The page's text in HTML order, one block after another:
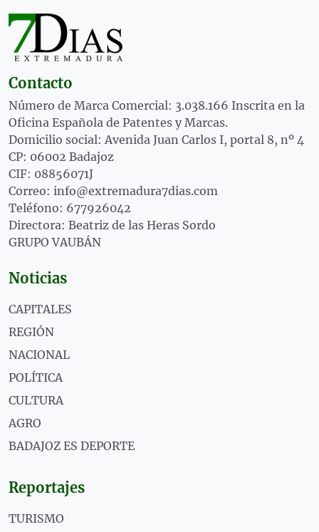
Contacto
Número de Marca Comercial: 3.038.166 Inscrita en la
Oficina Española de Patentes y Marcas.
Domicilio social: Avenida Juan Carlos I, portal 8, nº 4
CP: 06002 Badajoz
CIF: 08856071J
Correo: info@extremadura7dias.com
Teléfono: 677926042
Directora: Beatriz de las Heras Sordo
GRUPO VAUBÁN
Noticias
CAPITALES
REGIÓN
NACIONAL
POLÍTICA
CULTURA
AGRO
BADAJOZ ES DEPORTE
Reportajes
TURISMO